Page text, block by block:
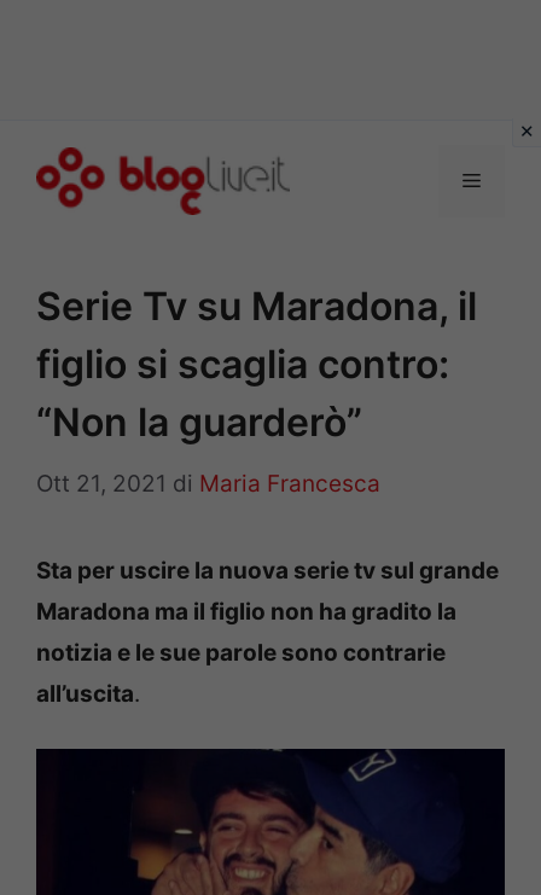
Menu
Serie Tv su Maradona, il
figlio si scaglia contro:
“Non la guarderò”
Ott 21, 2021 di Maria Francesca
Sta per uscire la nuova serie tv sul grande
Maradona ma il figlio non ha gradito la
notizia e le sue parole sono contrarie
all’uscita.